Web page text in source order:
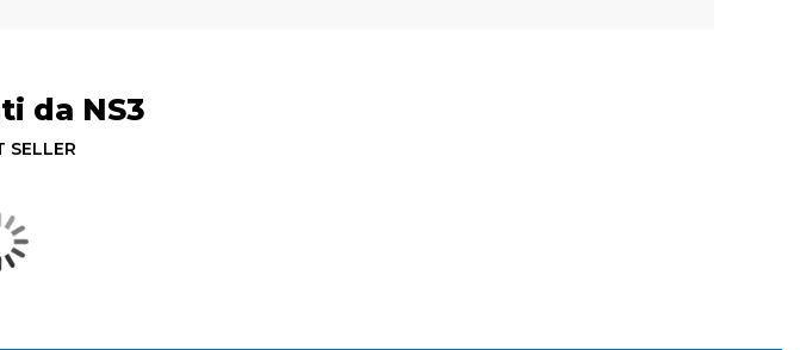
da NS3
SELLER